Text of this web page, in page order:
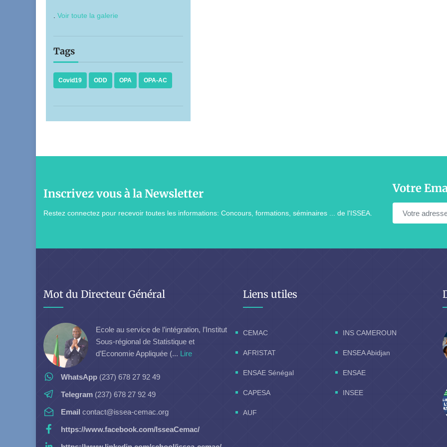
Voir toute la galerie
Tags
Covid19 ODD OPA OPA-AC
Inscrivez vous à la Newsletter
Restez connectez pour recevoir toutes les informations: Concours, formations, séminaires ... de l'ISSEA.
Votre
Mot du Directeur Général
Ecole au service de l’intégration, l’Institut
Sous-régional de Statistique et
d’Economie Appliquée (... Lire
WhatsApp (237) 678 27 92 49
Telegram (237) 678 27 92 49
Email contact@issea-cemac.org
https://www.facebook.com/IsseaCemac/
Liens utiles
CEMAC INS CAMEROUN
AFRISTAT ENSEA Abidjan
ENSAE Sénégal ENSAE
CAPESA INSEE
AUF